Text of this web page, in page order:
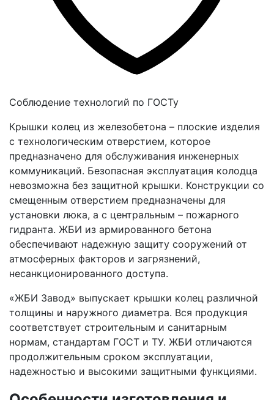
Соблюдение технологий по ГОСТу
Крышки колец из железобетона – плоские изделия
с технологическим отверстием, которое
предназначено для обслуживания инженерных
коммуникаций. Безопасная эксплуатация колодца
невозможна без защитной крышки. Конструкции со
смещенным отверстием предназначены для
установки люка, а с центральным – пожарного
гидранта. ЖБИ из армированного бетона
обеспечивают надежную защиту сооружений от
атмосферных факторов и загрязнений,
несанкционированного доступа.
«ЖБИ Завод» выпускает крышки колец различной
толщины и наружного диаметра. Вся продукция
соответствует строительным и санитарным
нормам, стандартам ГОСТ и ТУ. ЖБИ отличаются
продолжительным сроком эксплуатации,
надежностью и высокими защитными функциями.